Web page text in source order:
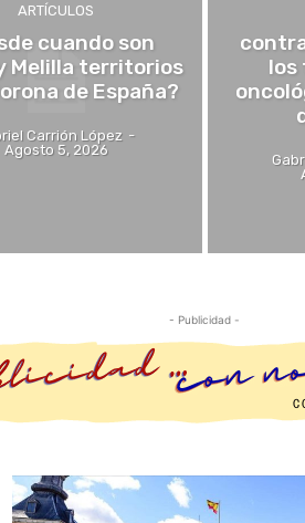
ARTÍCULOS
cuando son
Melilla territorios
de España?
Carrión López -
Agosto 5, 2026
los
- Publicidad -